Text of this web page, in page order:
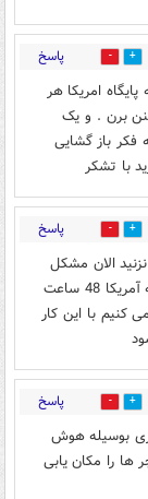
8 پاسخ
امریکا هر
برن . و یک
باز گشایی
با تشکر
0 پاسخ
الان مشکل
اصلی محاصره دریایی است اگر توانمندی وجود دارد به آمریکا 48 ساعت
کنیم با این کار
1 پاسخ
بوسیله هوش
را مکان یابی